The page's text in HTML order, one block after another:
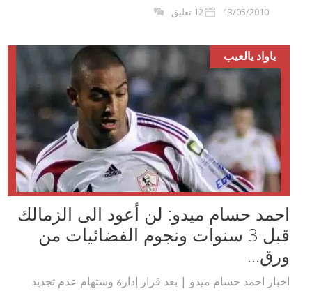
13/05/2010 12 تعليق
ياواد يالعيب
احمد حسام ميدو: لن أعود الى الزمالك
قبل 3 سنوات ونجوم الفضائيات من
ورق...
اخبار احمد حسام ميدو | بعد قرار إدارة وستهام عدم تجديد